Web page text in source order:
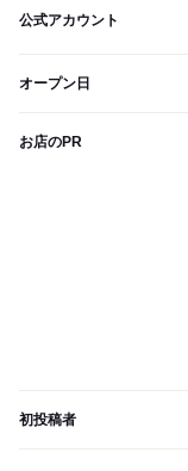
公式アカウント
オープン日
お店のPR
初投稿者